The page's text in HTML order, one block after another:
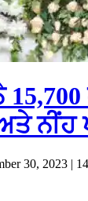
30, 2023 |